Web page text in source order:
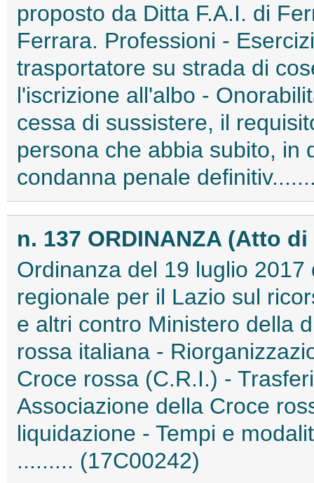
proposto da Ditta F.A.I. di
Ferrara. Professioni -
trasportatore su strada di
l'iscrizione all'albo -
cessa di sussistere, il
persona che abbia subito, in
condanna penale
n. 137 ORDINANZA (Atto
Ordinanza del 19 luglio
regionale per il Lazio sul
e altri contro Ministero della
rossa italiana -
Croce rossa (C.R.I.) -
Associazione della Croce
liquidazione - Tempi e
......... (17C00242)